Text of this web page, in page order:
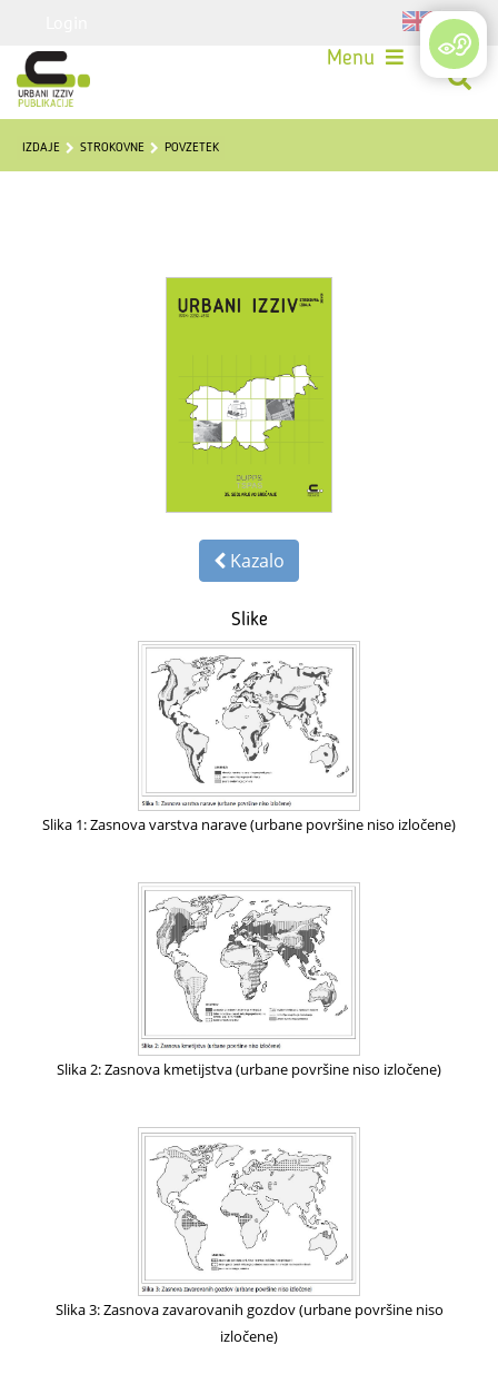
Menu
IZDAJE STROKOVNE POVZETEK
Kazalo
Slike
Slika 1: Zasnova varstva narave (urbane površine niso izločene)
Slika 2: Zasnova kmetijstva (urbane površine niso izločene)
Slika 3: Zasnova zavarovanih gozdov (urbane površine niso
izločene)